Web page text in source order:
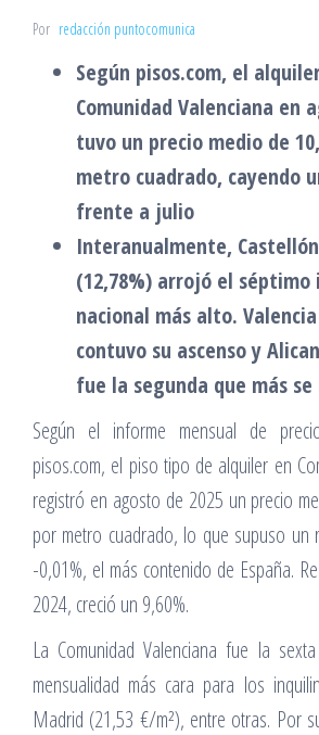
Por redacción puntocomunica
Según pisos.com, el
Comunidad Valenciana en
tuvo un precio medio de
metro cuadrado, cayendo
frente a julio
Interanualmente,
(12,78%) arrojó el
nacional más alto.
contuvo su ascenso y
fue la segunda que más
Según el informe mensual de
pisos.com, el piso tipo de alquiler en
registró en agosto de 2025 un precio
por metro cuadrado, lo que supuso un
-0,01%, el más contenido de España.
2024, creció un 9,60%.
La Comunidad Valenciana fue la
mensualidad más cara para los
Madrid (21,53 €/m²), entre otras. Por